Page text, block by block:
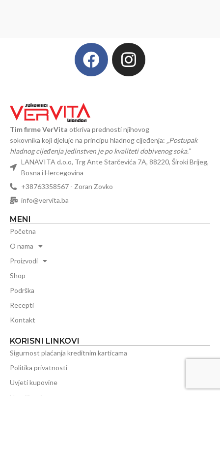
Tim firme VerVita otkriva prednosti njihovog
sokovnika koji djeluje na principu hladnog cijeđenja: „Postupak
hladnog cijeđenja jedinstven je po kvaliteti dobivenog soka.”
LANAVITA d.o.o, Trg Ante Starčevića 7A, 88220, Široki Brijeg,
Bosna i Hercegovina
+38763358567 - Zoran Zovko
info@vervita.ba
MENI
Početna
O nama
Proizvodi
Shop
Podrška
Recepti
Kontakt
KORISNI LINKOVI
Sigurnost plaćanja kreditnim karticama
Politika privatnosti
Uvjeti kupovine
Naručivanje